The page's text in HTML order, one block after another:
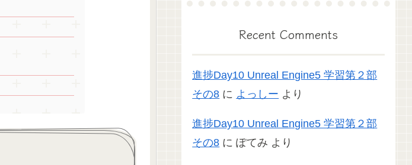
Recent Comments
進捗Day10 Unreal Engine5 学習第２部
その8 に よっしー より
進捗Day10 Unreal Engine5 学習第２部
その8 にぽてみ より